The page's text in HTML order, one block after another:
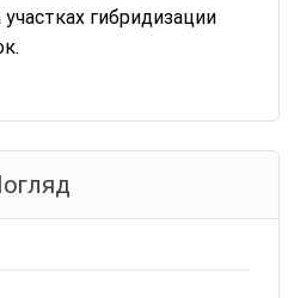
гибридизации